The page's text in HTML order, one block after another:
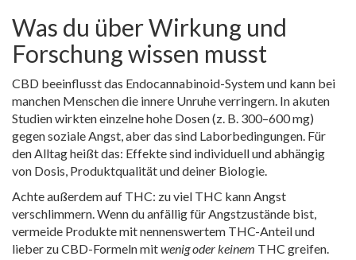
Was du über Wirkung und
Forschung wissen musst
CBD beeinflusst das Endocannabinoid-System und kann bei
manchen Menschen die innere Unruhe verringern. In akuten
Studien wirkten einzelne hohe Dosen (z. B. 300–600 mg)
gegen soziale Angst, aber das sind Laborbedingungen. Für
den Alltag heißt das: Effekte sind individuell und abhängig
von Dosis, Produktqualität und deiner Biologie.
Achte außerdem auf THC: zu viel THC kann Angst
verschlimmern. Wenn du anfällig für Angstzustände bist,
vermeide Produkte mit nennenswertem THC-Anteil und
lieber zu CBD-Formeln mitwenig oder keinem THC greifen.